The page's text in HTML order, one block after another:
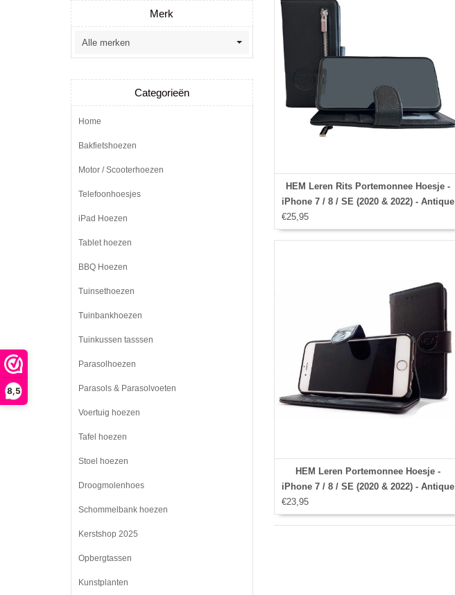
8,5
HEM Leren Rits Portemonnee Hoesje -
iPhone 7 / 8 / SE (2020 & 2022) - Antique
€25,95
HEM Leren Portemonnee Hoesje -
iPhone 7 / 8 / SE (2020 & 2022) - Antique
€23,95
Merk
Categorieën
Home
Bakfietshoezen
Motor / Scooterhoezen
Telefoonhoesjes
iPad Hoezen
Tablet hoezen
BBQ Hoezen
Tuinsethoezen
Tuinbankhoezen
Tuinkussen tasssen
Parasolhoezen
Parasols & Parasolvoeten
Voertuig hoezen
Tafel hoezen
Stoel hoezen
Droogmolenhoes
Schommelbank hoezen
Kerstshop 2025
Opbergtassen
Kunstplanten